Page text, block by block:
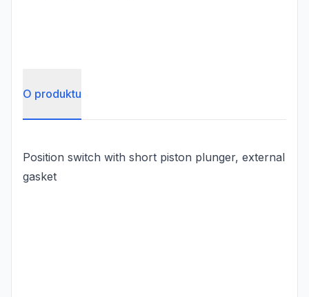
O produktu
Position switch with short piston plunger, external
gasket